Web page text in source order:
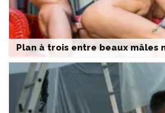
Plan à trois entre beaux mâles